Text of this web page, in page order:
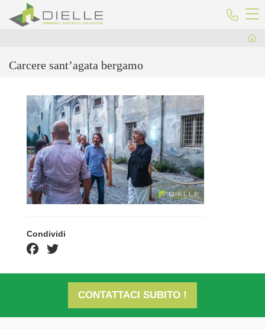
Dielle Ceramiche
Carcere sant’agata bergamo
Condividi
facebook share
twitter share
CONTATTACI SUBITO !